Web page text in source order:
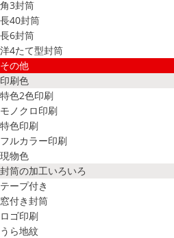
角3封筒
長40封筒
長6封筒
洋4たて型封筒
その他
印刷色
特色2色印刷
モノクロ印刷
特色印刷
フルカラー印刷
現物色
封筒の加工いろいろ
テープ付き
窓付き封筒
ロゴ印刷
うら地紋